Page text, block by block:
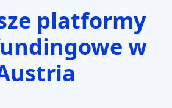
platformy
w